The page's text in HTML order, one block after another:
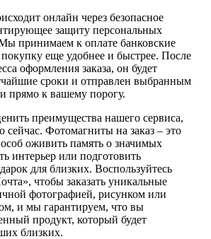
онлайн через безопасное
защиту персональных
принимаем к оплате банковские
покупку еще удобнее и быстрее. После
оформления заказа, он будет
сроки и отправлен выбранным
прямо к вашему порогу.
преимущества нашего сервиса,
сейчас. Фотомагниты на заказ – это
оживить память о значимых
интерьер или подготовить
для близких. Воспользуйтесь
чтобы заказать уникальные
фотографией, рисунком или
и мы гарантируем, что вы
продукт, который будет
близких.